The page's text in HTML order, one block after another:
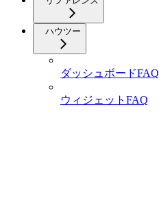
ハウツー
ダッシュボードFAQ​
ウィジェットFAQ